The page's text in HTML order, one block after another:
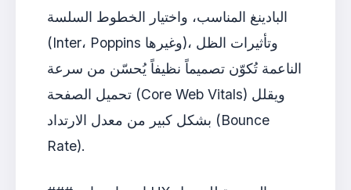
البادينغ المناسب، واختيار الخطوط السلسة
(Inter، Poppins وغيرها)، وتأثيرات الظل
الناعمة تُكوّن تصميماً نظيفاً يُحسّن من سرعة
تحميل الصفحة (Core Web Vitals) ويقلل
بشكل كبير من معدل الارتداد (Bounce
Rate).